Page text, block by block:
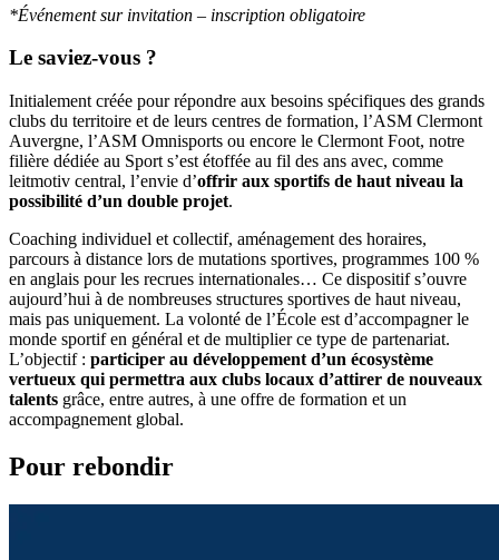
*Événement sur invitation – inscription obligatoire
Le saviez-vous ?
Initialement créée pour répondre aux besoins spécifiques des grands
clubs du territoire et de leurs centres de formation, l’ASM Clermont
Auvergne, l’ASM Omnisports ou encore le Clermont Foot, notre
filière dédiée au Sport s’est étoffée au fil des ans avec, comme
leitmotiv central, l’envie d’offrir aux sportifs de haut niveau la
possibilité d’un double projet.
Coaching individuel et collectif, aménagement des horaires,
parcours à distance lors de mutations sportives, programmes 100 %
en anglais pour les recrues internationales… Ce dispositif s’ouvre
aujourd’hui à de nombreuses structures sportives de haut niveau,
mais pas uniquement. La volonté de l’École est d’accompagner le
monde sportif en général et de multiplier ce type de partenariat.
L’objectif : participer au développement d’un écosystème
vertueux qui permettra aux clubs locaux d’attirer de nouveaux
talents grâce, entre autres, à une offre de formation et un
accompagnement global.
Pour rebondir